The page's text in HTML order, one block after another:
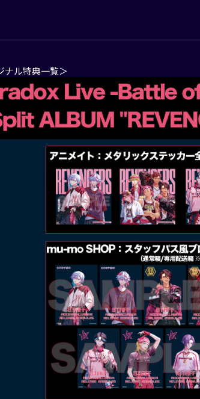
ナル特典一覧＞